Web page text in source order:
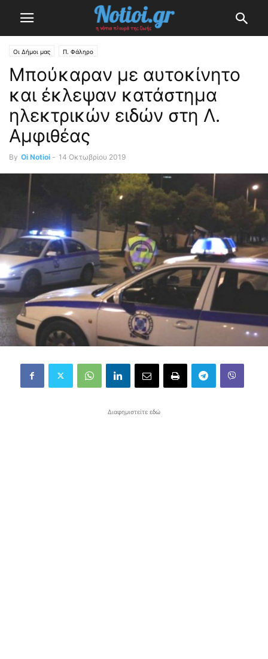
Οι Δήμοι μας Π. Φάληρο
Μπούκαραν με αυτοκίνητο
και έκλεψαν κατάστημα
ηλεκτρικών ειδών στη Λ.
Αμφιθέας
By Oi Notioi - 14 Οκτωβρίου 2019
Διαφημιστείτε εδώ